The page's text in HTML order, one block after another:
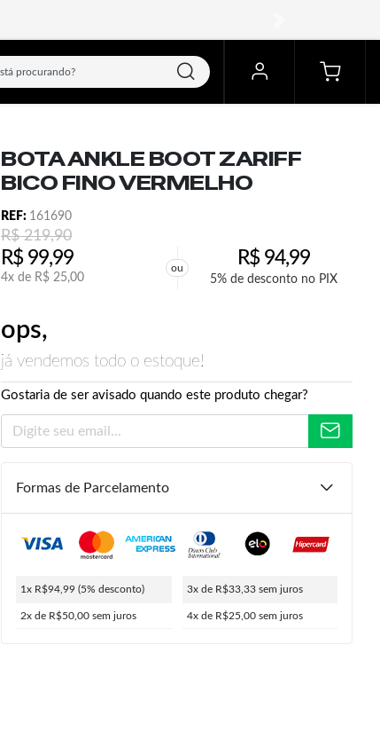
BOTA ANKLE BOOT ZARIFF
BICO FINO VERMELHO
REF: 161690
R$219,90
R$99,99
4x de R$ 25,00
ou R$94,99
5% de desconto no PIX
ops,
já vendemos todo o estoque!
Gostaria de ser avisado quando este produto chegar?
219,90
R$ 25,00
94,99
5% de desconto no PIX
Formas de Parcelamento
1x R$94,99 (5% desconto)
2x de R$50,00 sem juros
3x de R$33,33 sem juros
4x de R$25,00 sem juros